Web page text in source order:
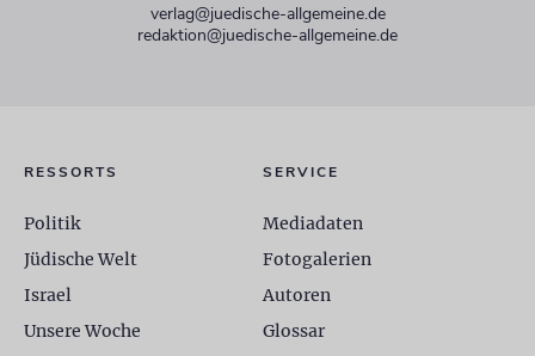
verlag@juedische-allgemeine.de
redaktion@juedische-allgemeine.de
RESSORTS
Politik
Jüdische Welt
Israel
Unsere Woche
SERVICE
Mediadaten
Fotogalerien
Autoren
Glossar